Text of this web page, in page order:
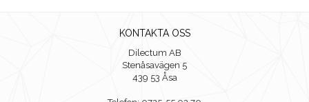
KONTAKTA OSS
Dilectum AB
Stenåsavägen 5
439 53 Åsa